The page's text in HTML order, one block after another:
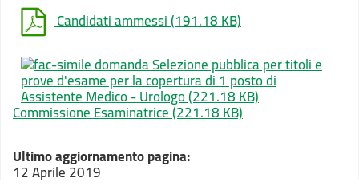
Candidati ammessi(191.18 KB)
Commissione Esaminatrice(221.18 KB)
Ultimo aggiornamento pagina:
12 Aprile 2019